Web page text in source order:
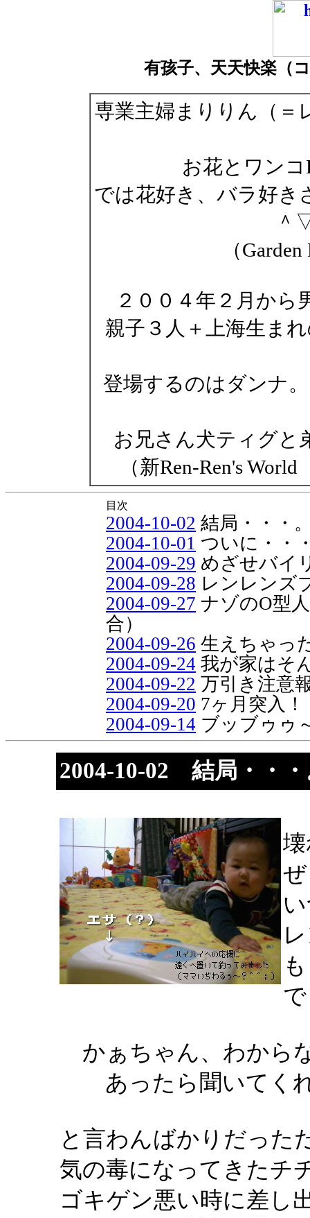
有孩子、天天快楽（
専業主婦まりりん（＝
お花とワンコ
では花好き、バラ好
＾
（
２００４年２月から
親子３人＋上海生ま
登場するのはダンナ
お兄さん犬ティグと
（新Ren-Ren's
目次
2004-10-02 結局・・・
2004-10-01 ついに・・
2004-09-29 めざせバイ
2004-09-28 レンレンズ
2004-09-27 ナゾのO型
合）
2004-09-26 生えちゃっ
2004-09-24 我が家はそ
2004-09-22 万引き注意
2004-09-20 7ヶ月突入！
2004-09-14 ブッブゥゥ
2004-10-02 結局・・・
ぜ
で
かぁちゃん、わから
あったら聞いてくれ
と言わんばかりだった
気の毒になってきたチ
ゴキゲン悪い時に差し